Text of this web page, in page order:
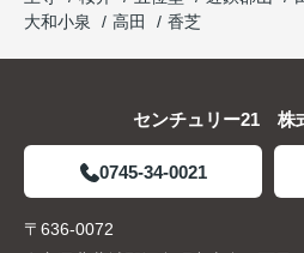
大和小泉
高田 香芝
センチュリー21 株
0745-34-0021
〒636-0072